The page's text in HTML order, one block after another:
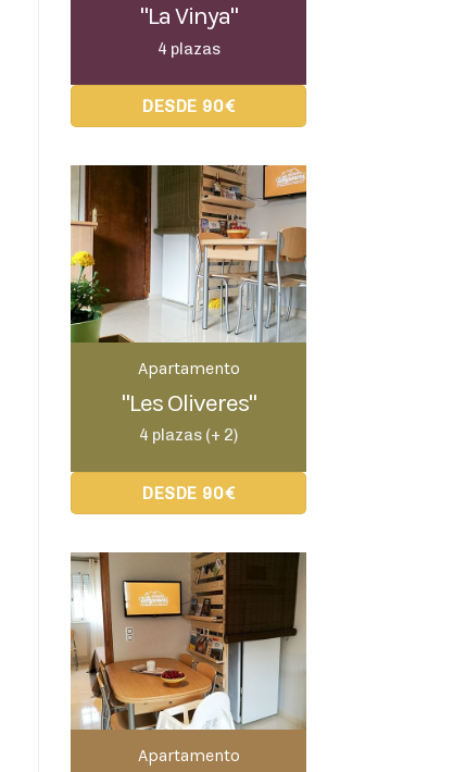
"La Vinya"
4 plazas
DESDE 90€
Apartamento
"Les Oliveres"
4 plazas (+ 2)
DESDE 90€
Apartamento